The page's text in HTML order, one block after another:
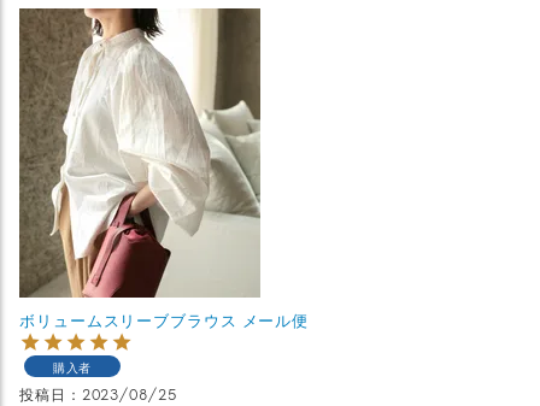
ボリュームスリーブブラウス メール便
購入者
投稿日 2023/08/25